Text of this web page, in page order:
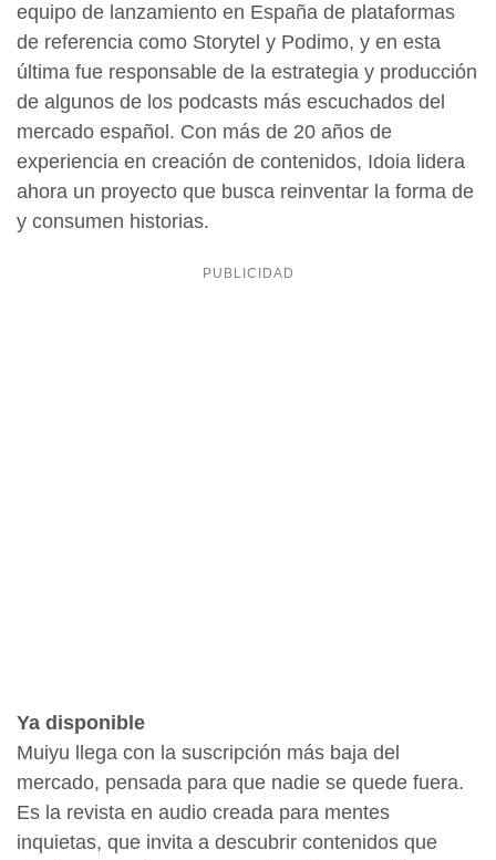
equipo de lanzamiento en España de plataformas
de referencia como Storytel y Podimo, y en esta
última fue responsable de la estrategia y producción
de algunos de los podcasts más escuchados del
mercado español. Con más de 20 años de
experiencia en creación de contenidos, Idoia lidera
ahora un proyecto que busca reinventar la forma de
y consumen historias.
Ya disponible
Muiyu llega con la suscripción más baja del
mercado, pensada para que nadie se quede fuera.
Es la revista en audio creada para mentes
inquietas, que invita a descubrir contenidos que